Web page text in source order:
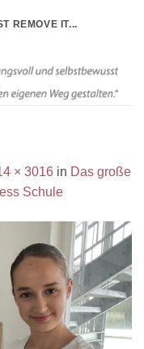
REMOVE IT...
× 3016 in Das große
Schule